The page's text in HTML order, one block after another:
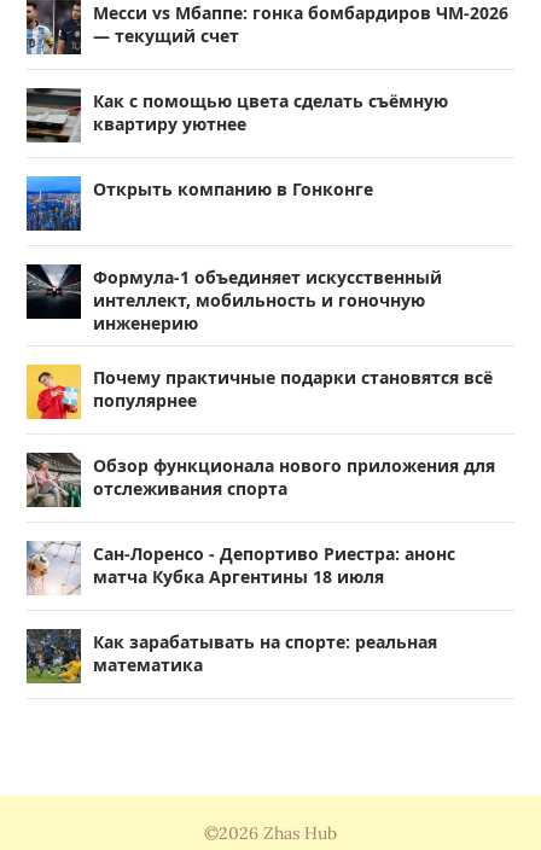
Месси vs Мбаппе: гонка бомбардиров ЧМ-2026
— текущий счет
Как с помощью цвета сделать съёмную
квартиру уютнее
Открыть компанию в Гонконге
Формула-1 объединяет искусственный
интеллект, мобильность и гоночную
инженерию
Почему практичные подарки становятся всё
популярнее
Обзор функционала нового приложения для
отслеживания спорта
Сан-Лоренсо - Депортиво Риестра: анонс
матча Кубка Аргентины 18 июля
Как зарабатывать на спорте: реальная
математика
©2026 Zhas Hub